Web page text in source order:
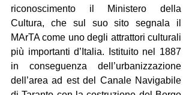
riconoscimento il Ministero della
Cultura, che sul suo sito segnala il
MArTA come uno degli attrattori culturali
più importanti d’Italia. Istituito nel 1887
in conseguenza dell’urbanizzazione
dell’area ad est del Canale Navigabile